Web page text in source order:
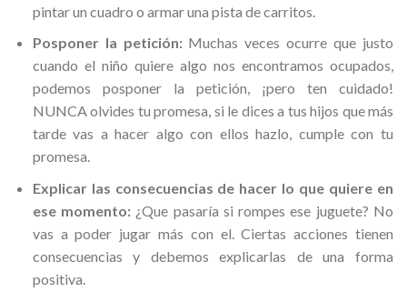
pintar un cuadro o armar una pista de carritos.
Posponer la petición:Muchas veces ocurre que justo
cuando el niño quiere algo nos encontramos ocupados,
podemos posponer la petición, ¡pero ten cuidado!
NUNCA olvides tu promesa, si le dices a tus hijos que más
tarde vas a hacer algo con ellos hazlo, cumple con tu
promesa.
Explicar las consecuencias de hacer lo que quiere en
ese momento: ¿Que pasaría si rompes ese juguete? No
vas a poder jugar más con el. Ciertas acciones tienen
consecuencias y debemos explicarlas de una forma
positiva.